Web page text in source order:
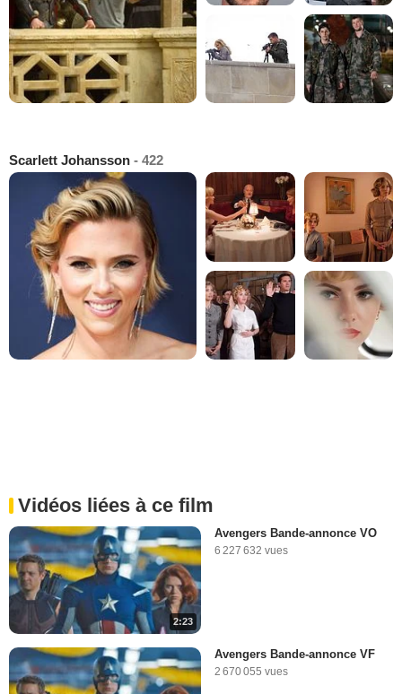
Scarlett Johansson - 422
Vidéos liées à ce film
2:23
Avengers Bande-annonce VO
6 227 632 vues
Avengers Bande-annonce VF
2 670 055 vues